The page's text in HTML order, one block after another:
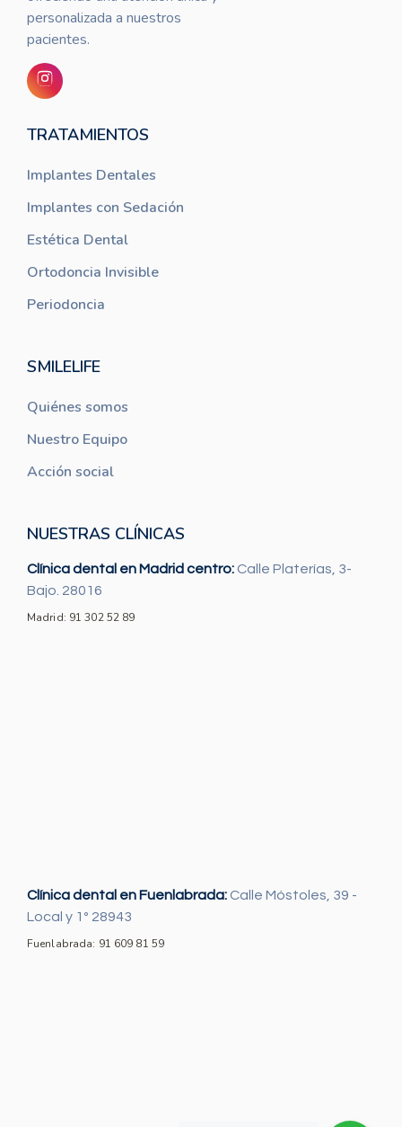
personalizada a nuestros
pacientes.
TRATAMIENTOS
Implantes Dentales
Implantes con Sedación
Estética Dental
Ortodoncia Invisible
Periodoncia
SMILELIFE
Quiénes somos
Nuestro Equipo
Acción social
NUESTRAS CLÍNICAS
Clínica dental en Madrid centro: Calle Platerías, 3-
Bajo. 28016
Madrid: 91 302 52 89
Clínica dental en Fuenlabrada: Calle Móstoles, 39 -
Local y 1º 28943
Fuenlabrada: 91 609 81 59